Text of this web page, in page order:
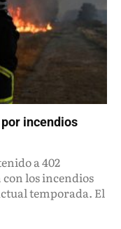
incendios
a 402
los incendios
temporada. El